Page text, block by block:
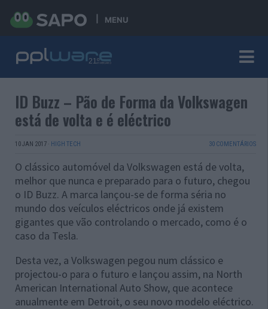
MENU
ID Buzz – Pão de Forma da Volkswagen
está de volta e é eléctrico
10 JAN 2017 · HIGH TECH 30 COMENTÁRIOS
O clássico automóvel da Volkswagen está de volta,
melhor que nunca e preparado para o futuro, chegou
o ID Buzz. A marca lançou-se de forma séria no
mundo dos veículos eléctricos onde já existem
gigantes que vão controlando o mercado, como é o
caso da Tesla.
Desta vez, a Volkswagen pegou num clássico e
projectou-o para o futuro e lançou assim, na North
American International Auto Show, que acontece
anualmente em Detroit, o seu novo modelo eléctrico.